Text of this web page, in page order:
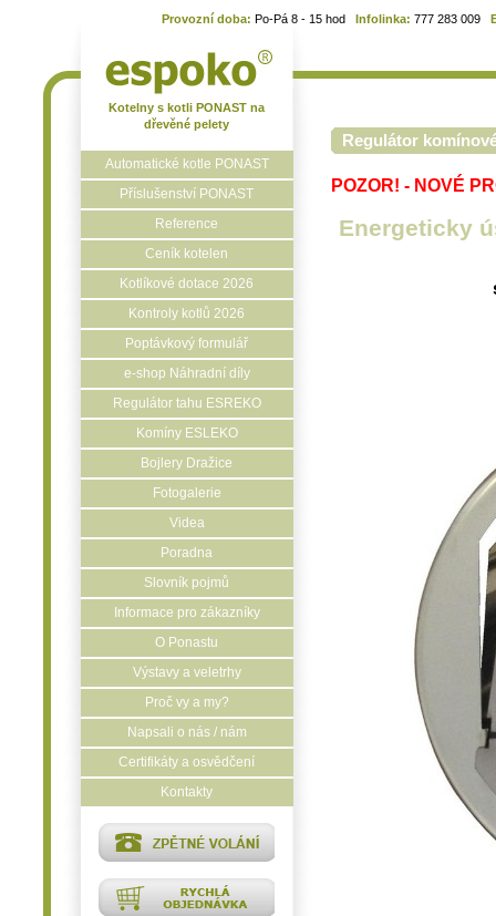
Provozní doba: Po-Pá 8 - 15 hod Infolinka: 777 283 009
Kotelny s kotli PONAST na
dřevěné pelety
Automatické kotle PONAST
Příslušenství PONAST
Reference
Ceník kotelen
Kotlíkové dotace 2026
Kontroly kotlů 2026
Poptávkový formulář
e-shop Náhradní díly
Regulátor tahu ESREKO
Komíny ESLEKO
Bojlery Dražice
Fotogalerie
Videa
Poradna
Slovník pojmů
Informace pro zákazníky
O Ponastu
Výstavy a veletrhy
Proč vy a my?
Napsali o nás / nám
Certifikáty a osvědčení
Kontakty
Regulátor
POZOR! - NOVÉ
Energeticky